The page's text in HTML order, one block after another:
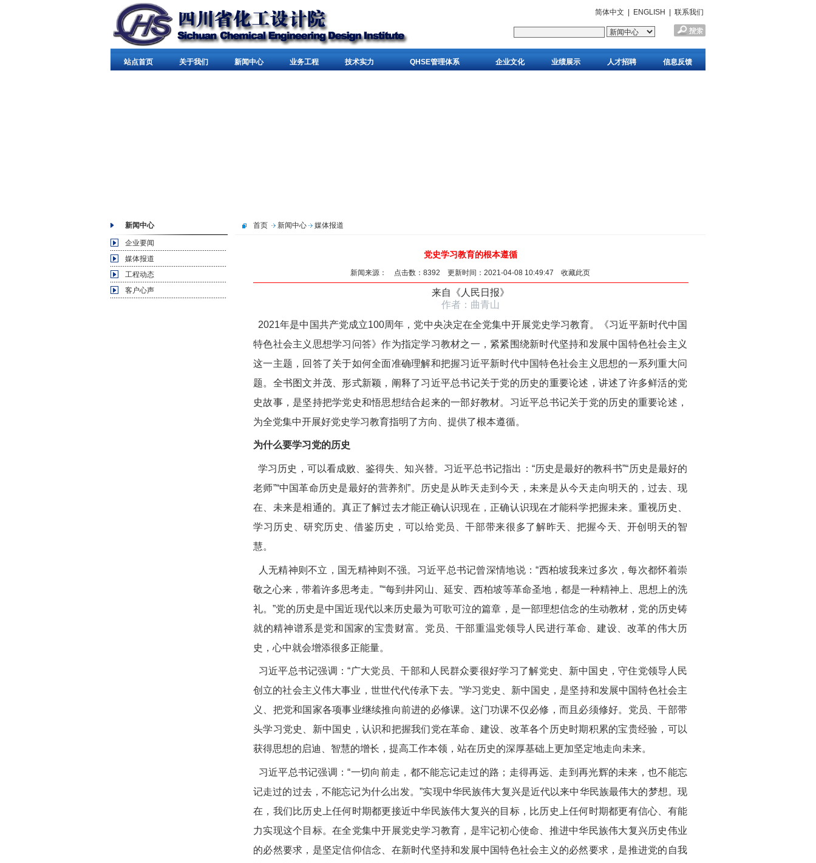
简体中文 ENGLISH 联系我们
站点首页 关于我们 新闻中心 业务工程 技术实力 QHSE管理体系 企业文化 业绩展示 人才招聘 信息反馈
新闻中心
企业要闻
媒体报道
工程动态
客户心声
首页 新闻中心 媒体报道
党史学习教育的根本遵循
新闻来源： 点击数：8392 更新时间：2021-04-08 10:49:47 收藏此页
来自《 人民日报》
作者：曲青山
2021年是中国共产党成立100周年，党中央决定在全党集中开展党史学习教育。《习近平新时代中国
特色社会主义思想学习问答》作为指定学习教材之一，紧紧围绕新时代坚持和发展中国特色社会主义
这一主题，回答了关于如何全面准确理解和把握习近平新时代中国特色社会主义思想的一系列重大问
题。全书图文并茂、形式新颖，阐释了习近平总书记关于党的历史的重要论述，讲述了许多鲜活的党
史故事，是坚持把学党史和悟思想结合起来的一部好教材。习近平总书记关于党的历史的重要论述，
为全党集中开展好党史学习教育指明了方向、提供了根本遵循。
为什么要学习党的历史
学习历史，可以看成败、鉴得失、知兴替。习近平总书记指出：“历史是最好的教科书”“历史是最好的
老师”“中国革命历史是最好的营养剂”。历史是从昨天走到今天，未来是从今天走向明天的，过去、现
在、未来是相通的。真正了解过去才能正确认识现在，正确认识现在才能科学把握未来。重视历史、
学习历史、研究历史、借鉴历史，可以给党员、干部带来很多了解昨天、把握今天、开创明天的智
慧。
人无精神则不立，国无精神则不强。习近平总书记曾深情地说：“西柏坡我来过多次，每次都怀着崇
敬之心来，带着许多思考走。”“每到井冈山、延安、西柏坡等革命圣地，都是一种精神上、思想上的洗
礼。”党的历史是中国近现代以来历史最为可歌可泣的篇章，是一部理想信念的生动教材，党的历史铸
就的精神谱系是党和国家的宝贵财富。党员、干部重温党领导人民进行革命、建设、改革的伟大历
史，心中就会增添很多正能量。
习近平总书记强调：“广大党员、干部和人民群众要很好学习了解党史、新中国史，守住党领导人民
创立的社会主义伟大事业，世世代代传承下去。”学习党史、新中国史，是坚持和发展中国特色社会主
义、把党和国家各项事业继续推向前进的必修课。这门功课不仅必修，而且必须修好。党员、干部带
头学习党史、新中国史，认识和把握我们党在革命、建设、改革各个历史时期积累的宝贵经验，可以
获得思想的启迪、智慧的增长，提高工作本领，站在历史的深厚基础上更加坚定地走向未来。
习近平总书记强调：“一切向前走，都不能忘记走过的路；走得再远、走到再光辉的未来，也不能忘
记走过的过去，不能忘记为什么出发。”实现中华民族伟大复兴是近代以来中华民族最伟大的梦想。现
在，我们比历史上任何时期都更接近中华民族伟大复兴的目标，比历史上任何时期都更有信心、有能
力实现这个目标。在全党集中开展党史学习教育，是牢记初心使命、推进中华民族伟大复兴历史伟业
的必然要求，是坚定信仰信念、在新时代坚持和发展中国特色社会主义的必然要求，是推进党的自我